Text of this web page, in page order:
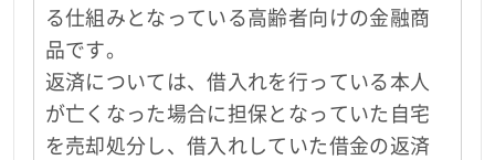
る仕組みとなっている高齢者向けの金融商
品です。
返済については、借入れを行っている本人
が亡くなった場合に担保となっていた自宅
を売却処分し、借入れしていた借金の返済